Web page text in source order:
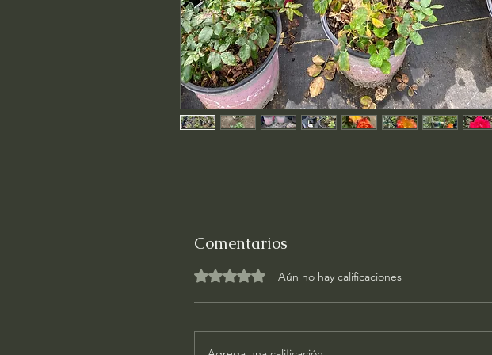
Comentarios
Obtuvo 0 de 5 estrellas.Aún no hay calificaciones